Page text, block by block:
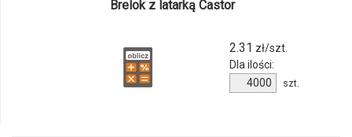
Brelok z latarką Castor
2.31 zł/szt.
Dla ilości:
Ilość
produktu
szt.